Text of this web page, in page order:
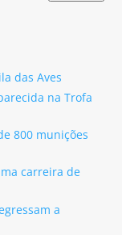
das Aves
na Trofa
800 munições
carreira de
a